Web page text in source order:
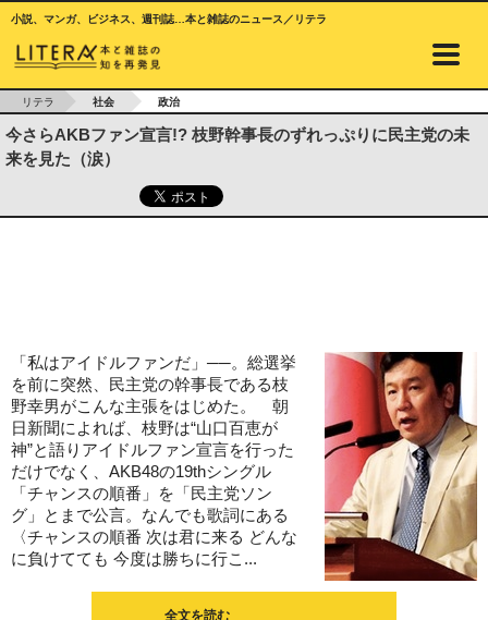
小説、マンガ、ビジネス、週刊誌…本と雑誌のニュース／リテラ
リテラ 社会 政治
今さらAKBファン宣言!? 枝野幹事長のずれっぷりに民主党の未
来を見た（涙）
「私はアイドルファンだ」──。総選挙
を前に突然、民主党の幹事長である枝
野幸男がこんな主張をはじめた。 朝
日新聞によれば、枝野は“山口百恵が
神”と語りアイドルファン宣言を行った
だけでなく、AKB48の19thシングル
「チャンスの順番」を「民主党ソン
グ」とまで公言。なんでも歌詞にある
〈チャンスの順番 次は君に来る どんな
に負けてても 今度は勝ちに行こ...
全文を読む